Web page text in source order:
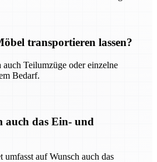
transportieren lassen?
Teilumzüge oder einzelne
Bedarf.
auch das Ein- und
umfasst auf Wunsch auch das